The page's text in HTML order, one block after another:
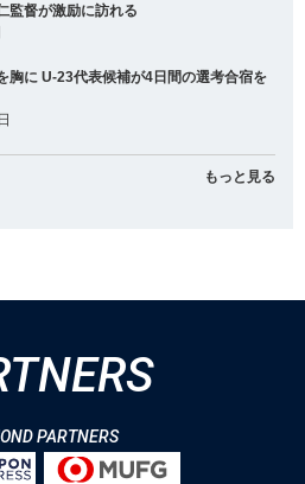
監督が激励に訪れる
胸に U-23代表候補が4日間の選考合宿を
もっと見る
PARTNERS